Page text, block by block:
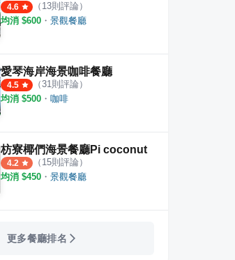
4.6 （ 13則評論）
均消 $600 ・ 景觀餐廳
愛琴海岸海景咖啡餐廳
4.5 （31則評論）
均消 $500 ・ 咖啡
枋寮椰們海景餐廳Pi coconut
4.2 （ 15則評論）
均消 $450 ・ 景觀餐廳
更多餐廳排名